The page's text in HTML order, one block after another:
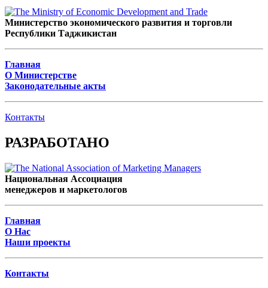
Министерство экономического развития и торговли
Республики Таджикистан
Главная
О Министерстве
Законодательные акты
Контакты
РАЗРАБОТАНО
Национальная Ассоциация
менеджеров и маркетологов
Главная
О Нас
Наши проекты
Контакты